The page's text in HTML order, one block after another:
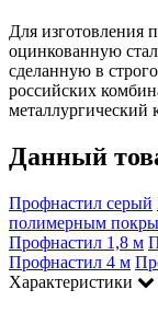
Для изготовления
оцинкованную
сделанную в
российских
металлургический
Данный
Профнастил серый
полимерным
Профнастил 1,8 м
Профнастил 4 м
Характеристики